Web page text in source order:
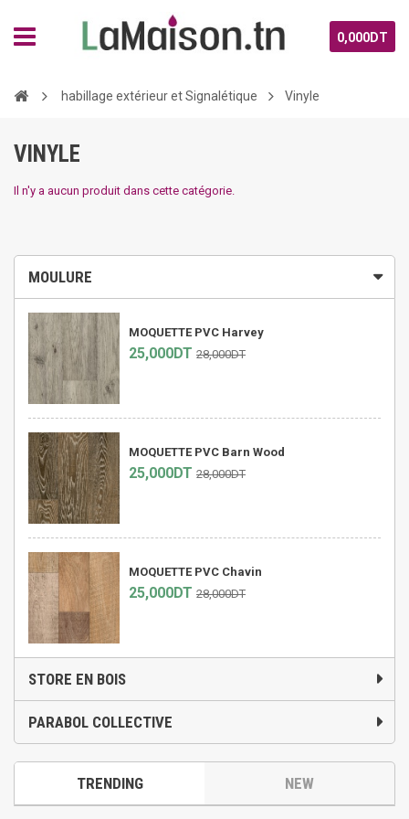
0,000DT
habillage extérieur et Signalétique Vinyle
MOULURE
MOQUETTE PVC Harvey
25,000DT 28,000DT
MOQUETTE PVC Barn Wood
25,000DT 28,000DT
MOQUETTE PVC Chavin
25,000DT 28,000DT
STORE EN BOIS
PARABOL COLLECTIVE
TRENDING NEW
VINYLE
Il n'y a aucun produit dans cette catégorie.